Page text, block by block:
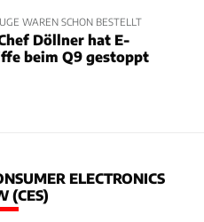
WAREN SCHON BESTELLT
Döllner hat E-
beim Q9 gestoppt
ELECTRONICS
(CES)